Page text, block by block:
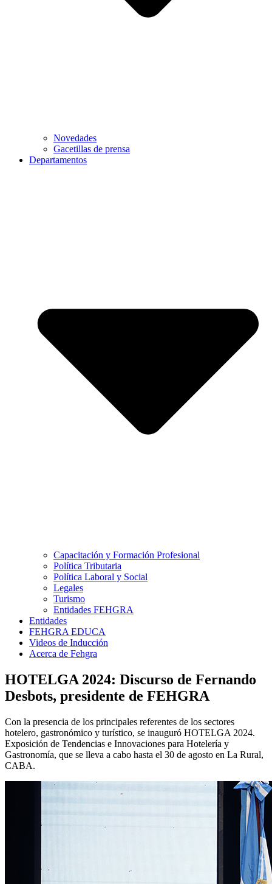
Novedades
Gacetillas de prensa
Departamentos
Capacitación y Formación Profesional
Política Tributaria
Política Laboral y Social
Legales
Turismo
Entidades FEHGRA
Entidades
FEHGRA EDUCA
Videos de Inducción
Acerca de Fehgra
HOTELGA 2024: Discurso de Fernando
Desbots, presidente de FEHGRA
Con la presencia de los principales referentes de los sectores
hotelero, gastronómico y turístico, se inauguró HOTELGA 2024.
Exposición de Tendencias e Innovaciones para Hotelería y
Gastronomía, que se lleva a cabo hasta el 30 de agosto en La Rural,
CABA.